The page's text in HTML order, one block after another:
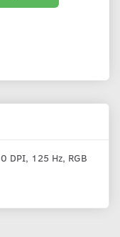
DPI, 125 Hz, RGB